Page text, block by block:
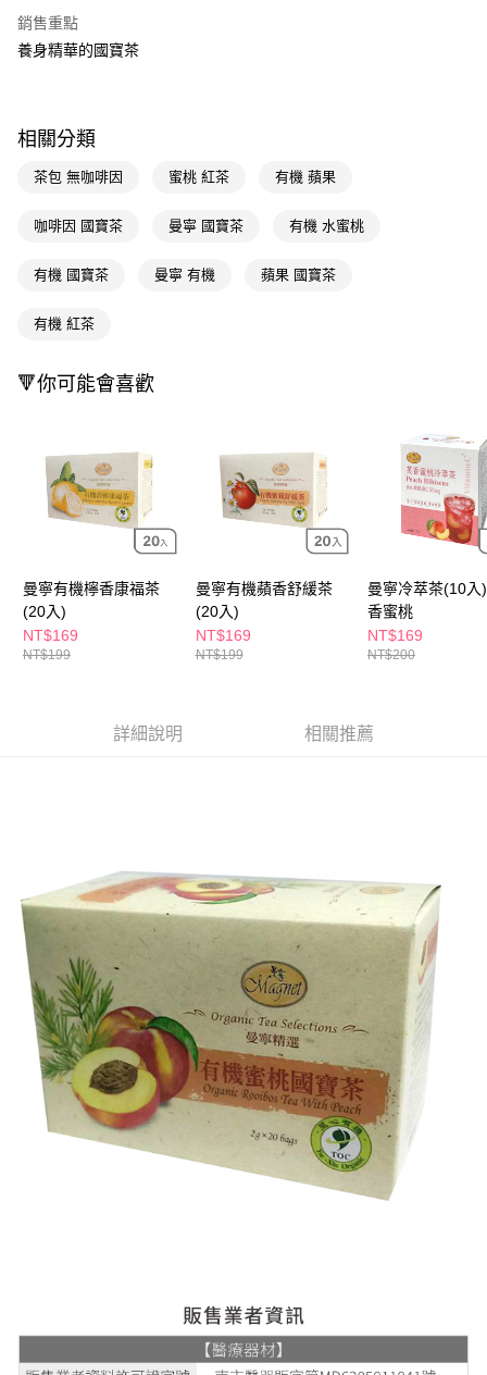
悠遊付
相關說明
【關於「AFTEE先享後付」】
１．簡單：不需註冊會員、不需綁卡、不需儲值。
３．安心：先確認商品／服務後，再付款。
１．於結帳方式選擇「AFTEE先享後付」後，將跳轉至「AFTEE先享後付」
３．收到繳費通知簡訊後14天內，點擊此簡訊中的連結，可透過四大超商／
購買商品的店家。未經商家同意取消之訂單仍視為有效，需透過AFTEE先享
後付繳納相關費用。
※ 交易是否成功請以「AFTEE先享後付 」之結帳頁面顯示為準，若有關於
是否繳費成功／繳費後需取消欲退款等相關疑問，請聯繫「AFTEE先享後付
客戶支援中心」https://netprotections.freshdesk.com/support/home
１．透過由恩沛科技股份有限公司提供之「AFTEE先享後付」服務完成之交
易，需依本服務之必要範圍內提供個人資料，並將交易相關給付款項請求債
權轉讓予恩沛科技股份有限公司。
２．關於個人資料處理事宜，請瀏覽以下網址：
https://aftee.tw/terms/#terms3
４．使用「AFTEE先享後付」時，將依據個別帳號之用戶狀況，依本公司即
即享券
全家取貨付款
每筆NT$65，滿NT$390(含以上)免運費
付款後萊爾富取貨
每筆NT$65，滿NT$490(含以上)免運費
每筆NT$65，滿NT$490(含以上)免運費
付款後7-11取貨
每筆NT$65，滿NT$490(含以上)免運費
每筆NT$100，滿NT$790(含以上)免運費
銷售重點
養身精華的國寶茶
相關分類
茶包 無咖啡因 蜜桃 紅茶 有機 蘋果
咖啡因 國寶茶 曼寧 國寶茶 有機 水蜜桃
有機 國寶茶 曼寧 有機 蘋果 國寶茶
有機 紅茶
🔻你可能會喜歡
曼寧有機檸香康福茶
(20入)
NT$169
NT$199
曼寧有機蘋香舒緩茶
(20入)
NT$169
NT$199
曼寧冷萃茶(10入
香蜜桃
NT$169
NT$200
詳細說明 相關推薦